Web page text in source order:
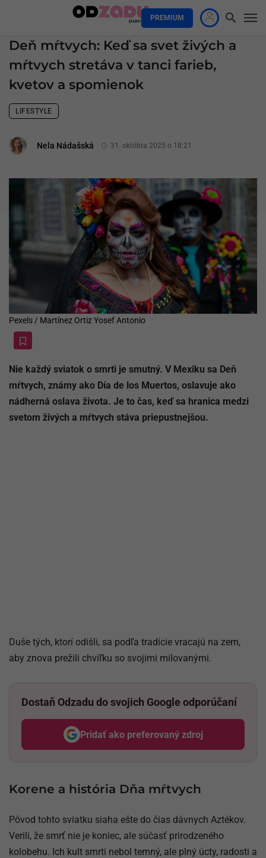
PREMIUM
Deň mŕtvych: Keď sa svet živých a
mŕtvych stretáva v tanci farieb,
kvetov a spomienok
LIFESTYLE
Nela Nádašská 31. októbra 2025 o 18:21
Pexels / Martínez Ortiz Yosef Antonio
Nie každý sviatok o smrti je smutný. V Mexiku sa Deň
mŕtvych, známy ako Día de los Muertos, oslavuje ako
nádherná oslava života. Je to čas, keď sa hranica medzi
svetom živých a mŕtvych stáva priepustnejšou.
Duše tých, ktorí odišli, sa podľa tradície vracajú na zem,
aby znova prežili chvíľku so svojimi milovanými.
Dostaň Odzadu do svojich Google odporúčaní
Pridať ako preferovaný zdroj
Odzadu, odkaz sa otvorí v
Korene a história Dňa mŕtvych
Pôvod tohto sviatku siaha ešte do čias dávnych Aztékov.
Verili, že smrť nie je koniec, ale súčasť prirodzeného
kolobehu. Ich kult smrti nebol temný, ale plný úcty, radosti a